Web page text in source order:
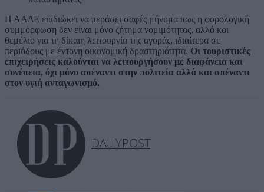
Η ΑΑΔΕ επιδιώκει να περάσει σαφές μήνυμα πως η φορολογική
συμμόρφωση δεν είναι μόνο ζήτημα νομιμότητας, αλλά και
θεμέλιο για τη δίκαιη λειτουργία της αγοράς, ιδιαίτερα σε
περιόδους με έντονη οικονομική δραστηριότητα. Οι τουριστικές
επιχειρήσεις καλούνται να λειτουργήσουν με διαφάνεια και
συνέπεια, όχι μόνο απέναντι στην πολιτεία αλλά και απέναντι
στον υγιή ανταγωνισμό.
DAILYPOST